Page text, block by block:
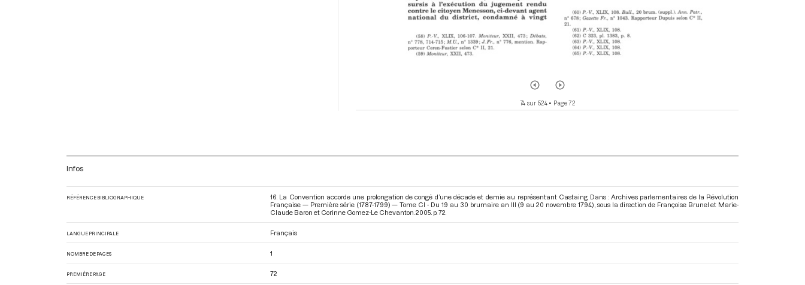
74 sur 524• Page 72
Infos
RÉFÉRENCE BIBLIOGRAPHIQUE
16. La Convention accorde une prolongation de congé d’une décade et demie au représentant Castaing. Dans : Archives parlementaires de la Révolution
Française — Première série (1787-1799) — Tome CI - Du 19 au 30 brumaire an III (9 au 20 novembre 1794) , sous la direction de Françoise Brunel et Marie-
Claude Baron et Corinne Gomez-Le Chevanton. 2005. p. 72.
LANGUE PRINCIPALE Français
NOMBRE DE PAGES 1
PREMIÈRE PAGE 72